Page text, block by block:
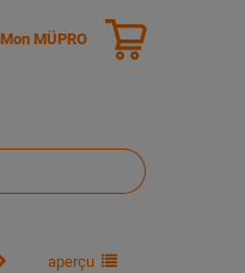
Mon MÜPRO
aperçu